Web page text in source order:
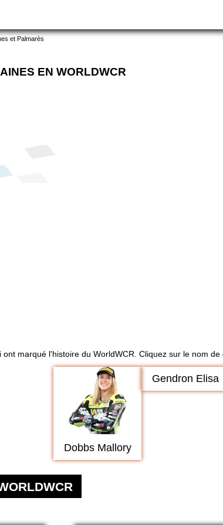
et Palmarès
EN WORLDWCR
marqué l'histoire du WorldWCR. Cliquez sur le nom
Dobbs Mallory
Gendron Elisa